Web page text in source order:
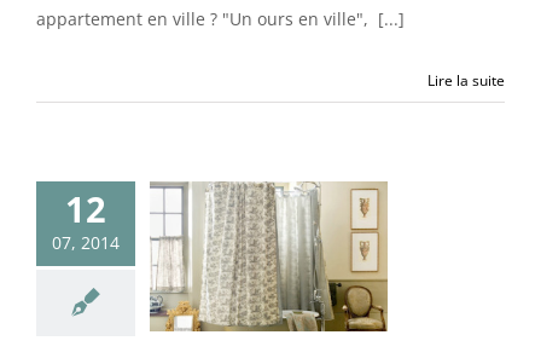
appartement en ville ? "Un ours en ville", [...]
Lire la suite
12
07, 2014
de Jouy
la salle de